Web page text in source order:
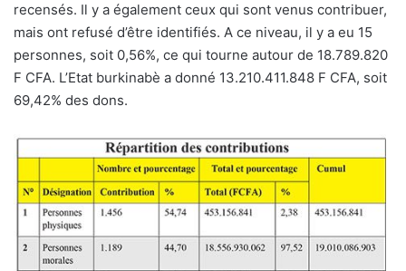
recensés. Il y a également ceux qui sont venus contribuer,
mais ont refusé d’être identifiés. A ce niveau, il y a eu 15
personnes, soit 0,56%, ce qui tourne autour de 18.789.820
F CFA. L’Etat burkinabè a donné 13.210.411.848 F CFA, soit
69,42% des dons.